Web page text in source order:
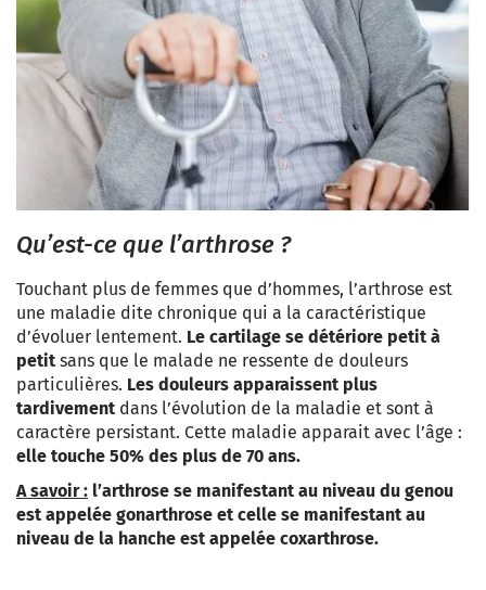
Qu’est-ce que l’arthrose ?
Touchant plus de femmes que d’hommes, l’arthrose est
une maladie dite chronique qui a la caractéristique
d’évoluer lentement. Le cartilage se détériore petit à
petit sans que le malade ne ressente de douleurs
particulières. Les douleurs apparaissent plus
tardivement dans l’évolution de la maladie et sont à
caractère persistant. Cette maladie apparait avec l’âge :
elle touche 50% des plus de 70 ans.
A savoir : l’arthrose se manifestant au niveau du genou
est appelée gonarthrose et celle se manifestant au
niveau de la hanche est appelée coxarthrose.